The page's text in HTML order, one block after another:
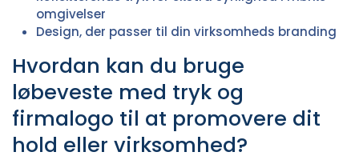
omgivelser
Design, der passer til din virksomheds branding
Hvordan kan du bruge
løbeveste med tryk og
firmalogo til at promovere dit
hold eller virksomhed?